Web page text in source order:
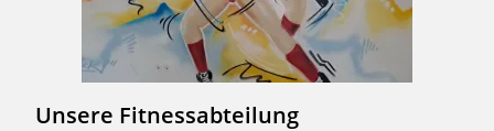
Unsere Fitnessabteilung